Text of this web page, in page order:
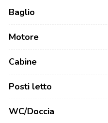
Baglio
Motore
Cabine
Posti letto
WC/Doccia